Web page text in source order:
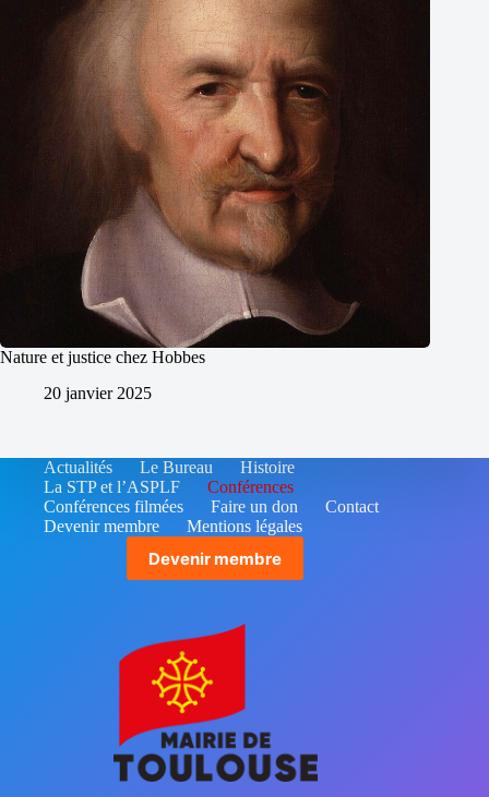
Nature et justice chez Hobbes
20 janvier 2025
Actualités Le Bureau
Histoire
La STP et l’ASPLF
Conférences
Conférences filmées
Faire un don
Contact
Devenir membre
Mentions légales
Devenir membre